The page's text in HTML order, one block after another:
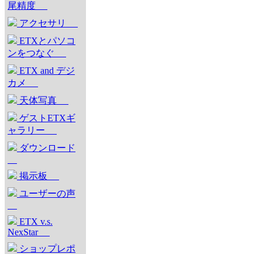
尾精度
アクセサリ
ETXとパソコ
ンをつなぐ
ETX and デジ
カメ
天体写真
ゲストETXギ
ャラリー
ダウンロード
掲示板
ユーザーの声
ETX v.s.
NexStar
ショップレポ